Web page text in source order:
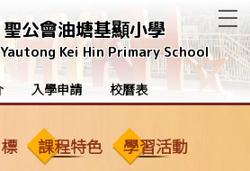
聖公會油塘基顯小學
Yautong Kei Hin Primary School
入學申請 校曆表
課程特色 學習活動